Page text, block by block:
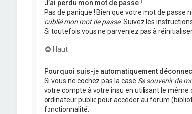
J’ai perdu mon mot de passe !
Pas de panique ! Bien que votre mot de passe
oublié mon mot de passe. Suivez les
Si toutefois vous ne parveniez pas à
Haut
Pourquoi suis-je automatiquement
Si vous ne cochez pas la case Se souvenir de
votre compte à votre insu en utilisant le même
ordinateur public pour accéder au forum
fonctionnalité.